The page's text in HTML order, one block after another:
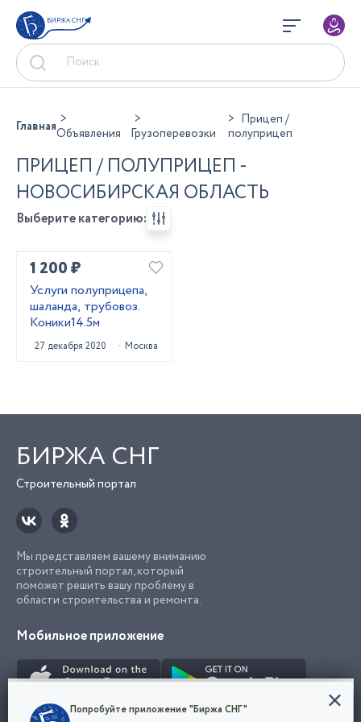
БИРЖА СНГ
ГлавнаяОбъявления Грузоперевозки
Прицеп /
полуприцеп
ПРИЦЕП / ПОЛУПРИЦЕП -
НОВОСИБИРСКАЯ ОБЛАСТЬ
Выберите категорию:
1 200 ₽
Услуги полуприцепа,
шаланда, трубовоз.
Коники14.5м
27 декабря 2020 Москва
БИРЖА СНГ
Строительный портал
Мы представляем вашему вниманию
строительный портал, который
поможет решить вашу проблему в
области строительства и ремонта.
Мобильное приложение
Конфиденциальность
Попробуйте приложение "Биржа СНГ"